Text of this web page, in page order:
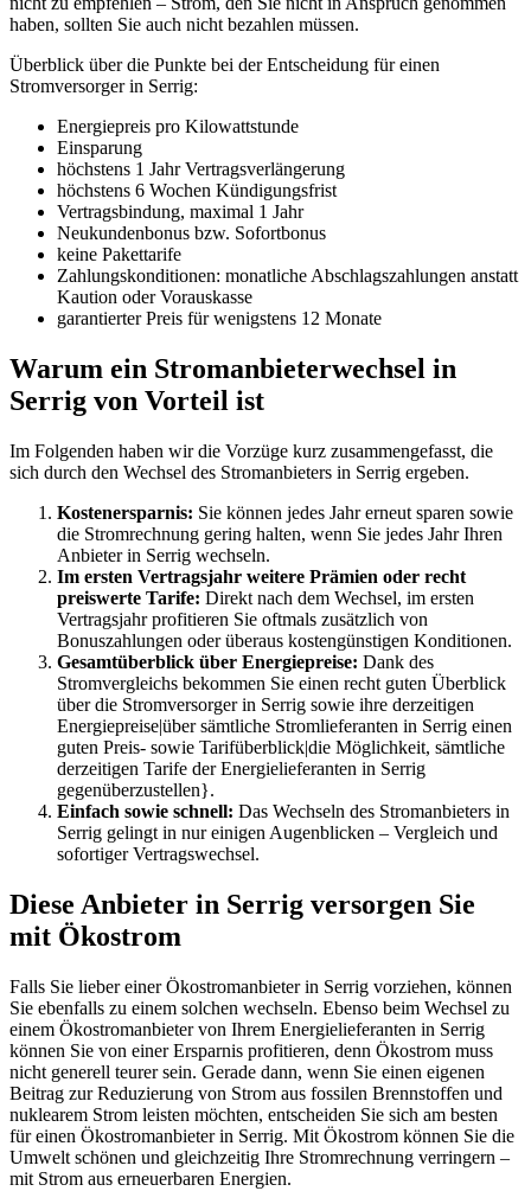
haben, sollten Sie auch nicht bezahlen müssen.
Überblick über die Punkte bei der Entscheidung für einen
Stromversorger in Serrig:
Energiepreis pro Kilowattstunde
Einsparung
höchstens 1 Jahr Vertragsverlängerung
höchstens 6 Wochen Kündigungsfrist
Vertragsbindung, maximal 1 Jahr
Neukundenbonus bzw. Sofortbonus
keine Pakettarife
Zahlungskonditionen: monatliche Abschlagszahlungen anstatt
Kaution oder Vorauskasse
garantierter Preis für wenigstens 12 Monate
Warum ein Stromanbieterwechsel in
Serrig von Vorteil ist
Im Folgenden haben wir die Vorzüge kurz zusammengefasst, die
sich durch den Wechsel des Stromanbieters in Serrig ergeben.
Kostenersparnis: Sie können jedes Jahr erneut sparen sowie
die Stromrechnung gering halten, wenn Sie jedes Jahr Ihren
Anbieter in Serrig wechseln.
Im ersten Vertragsjahr weitere Prämien oder recht
preiswerte Tarife: Direkt nach dem Wechsel, im ersten
Vertragsjahr profitieren Sie oftmals zusätzlich von
Bonuszahlungen oder überaus kostengünstigen Konditionen.
Gesamtüberblick über Energiepreise: Dank des
Stromvergleichs bekommen Sie einen recht guten Überblick
über die Stromversorger in Serrig sowie ihre derzeitigen
Energiepreise|über sämtliche Stromlieferanten in Serrig einen
guten Preis- sowie Tarifüberblick|die Möglichkeit, sämtliche
derzeitigen Tarife der Energielieferanten in Serrig
gegenüberzustellen}.
Einfach sowie schnell: Das Wechseln des Stromanbieters in
Serrig gelingt in nur einigen Augenblicken – Vergleich und
sofortiger Vertragswechsel.
Diese Anbieter in Serrig versorgen Sie
mit Ökostrom
Falls Sie lieber einer Ökostromanbieter in Serrig vorziehen, können
Sie ebenfalls zu einem solchen wechseln. Ebenso beim Wechsel zu
einem Ökostromanbieter von Ihrem Energielieferanten in Serrig
können Sie von einer Ersparnis profitieren, denn Ökostrom muss
nicht generell teurer sein. Gerade dann, wenn Sie einen eigenen
Beitrag zur Reduzierung von Strom aus fossilen Brennstoffen und
nuklearem Strom leisten möchten, entscheiden Sie sich am besten
für einen Ökostromanbieter in Serrig. Mit Ökostrom können Sie die
Umwelt schönen und gleichzeitig Ihre Stromrechnung verringern –
mit Strom aus erneuerbaren Energien.